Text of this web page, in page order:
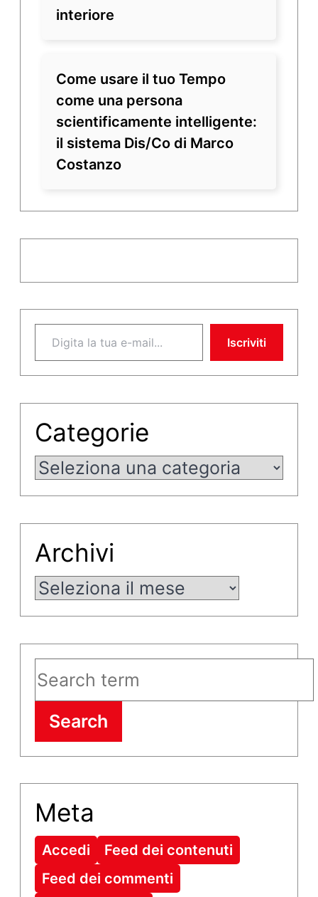
interiore
Come usare il tuo Tempo
come una persona
scientificamente intelligente:
il sistema Dis/Co di Marco
Costanzo
Digita la tua e-mail...
Iscriviti
Categorie
Categorie
Archivi
Archivi
Search
Meta
Accedi
Feed dei contenuti
Feed dei commenti